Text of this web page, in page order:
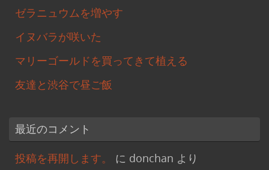
ゼラニュウムを増やす
イヌバラが咲いた
マリーゴールドを買ってきて植える
友達と渋谷で昼ご飯
最近のコメント
投稿を再開します。 に donchan より